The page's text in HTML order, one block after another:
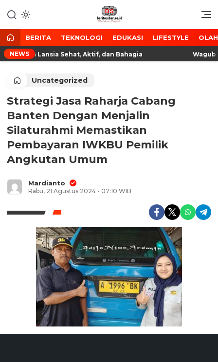
ke
konten
BeritaSiber.co.id
Media Tanggap Dan Akurat
BERITA TEKNOLOGI EDUKASI LIFESTYLE
NEWSLansia Sehat, Aktif, dan Bahagia Wagub
Uncategorized
Strategi Jasa Raharja Cabang
Banten Dengan Menjalin
Silaturahmi Memastikan
Pembayaran IWKBU Pemilik
Angkutan Umum
Mardianto
Rabu, 21 Agustus 2024 - 07:10 WIB